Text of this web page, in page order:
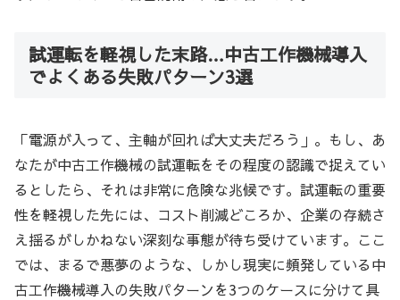
試運転を軽視した末路…中古工作機械導入
でよくある失敗パターン3選
「電源が入って、主軸が回れば大丈夫だろう」。もし、あ
なたが中古工作機械の試運転をその程度の認識で捉えてい
るとしたら、それは非常に危険な兆候です。試運転の重要
性を軽視した先には、コスト削減どころか、企業の存続さ
え揺るがしかねない深刻な事態が待ち受けています。ここ
では、まるで悪夢のような、しかし現実に頻発している中
古工作機械導入の失敗パターンを3つのケースに分けて具